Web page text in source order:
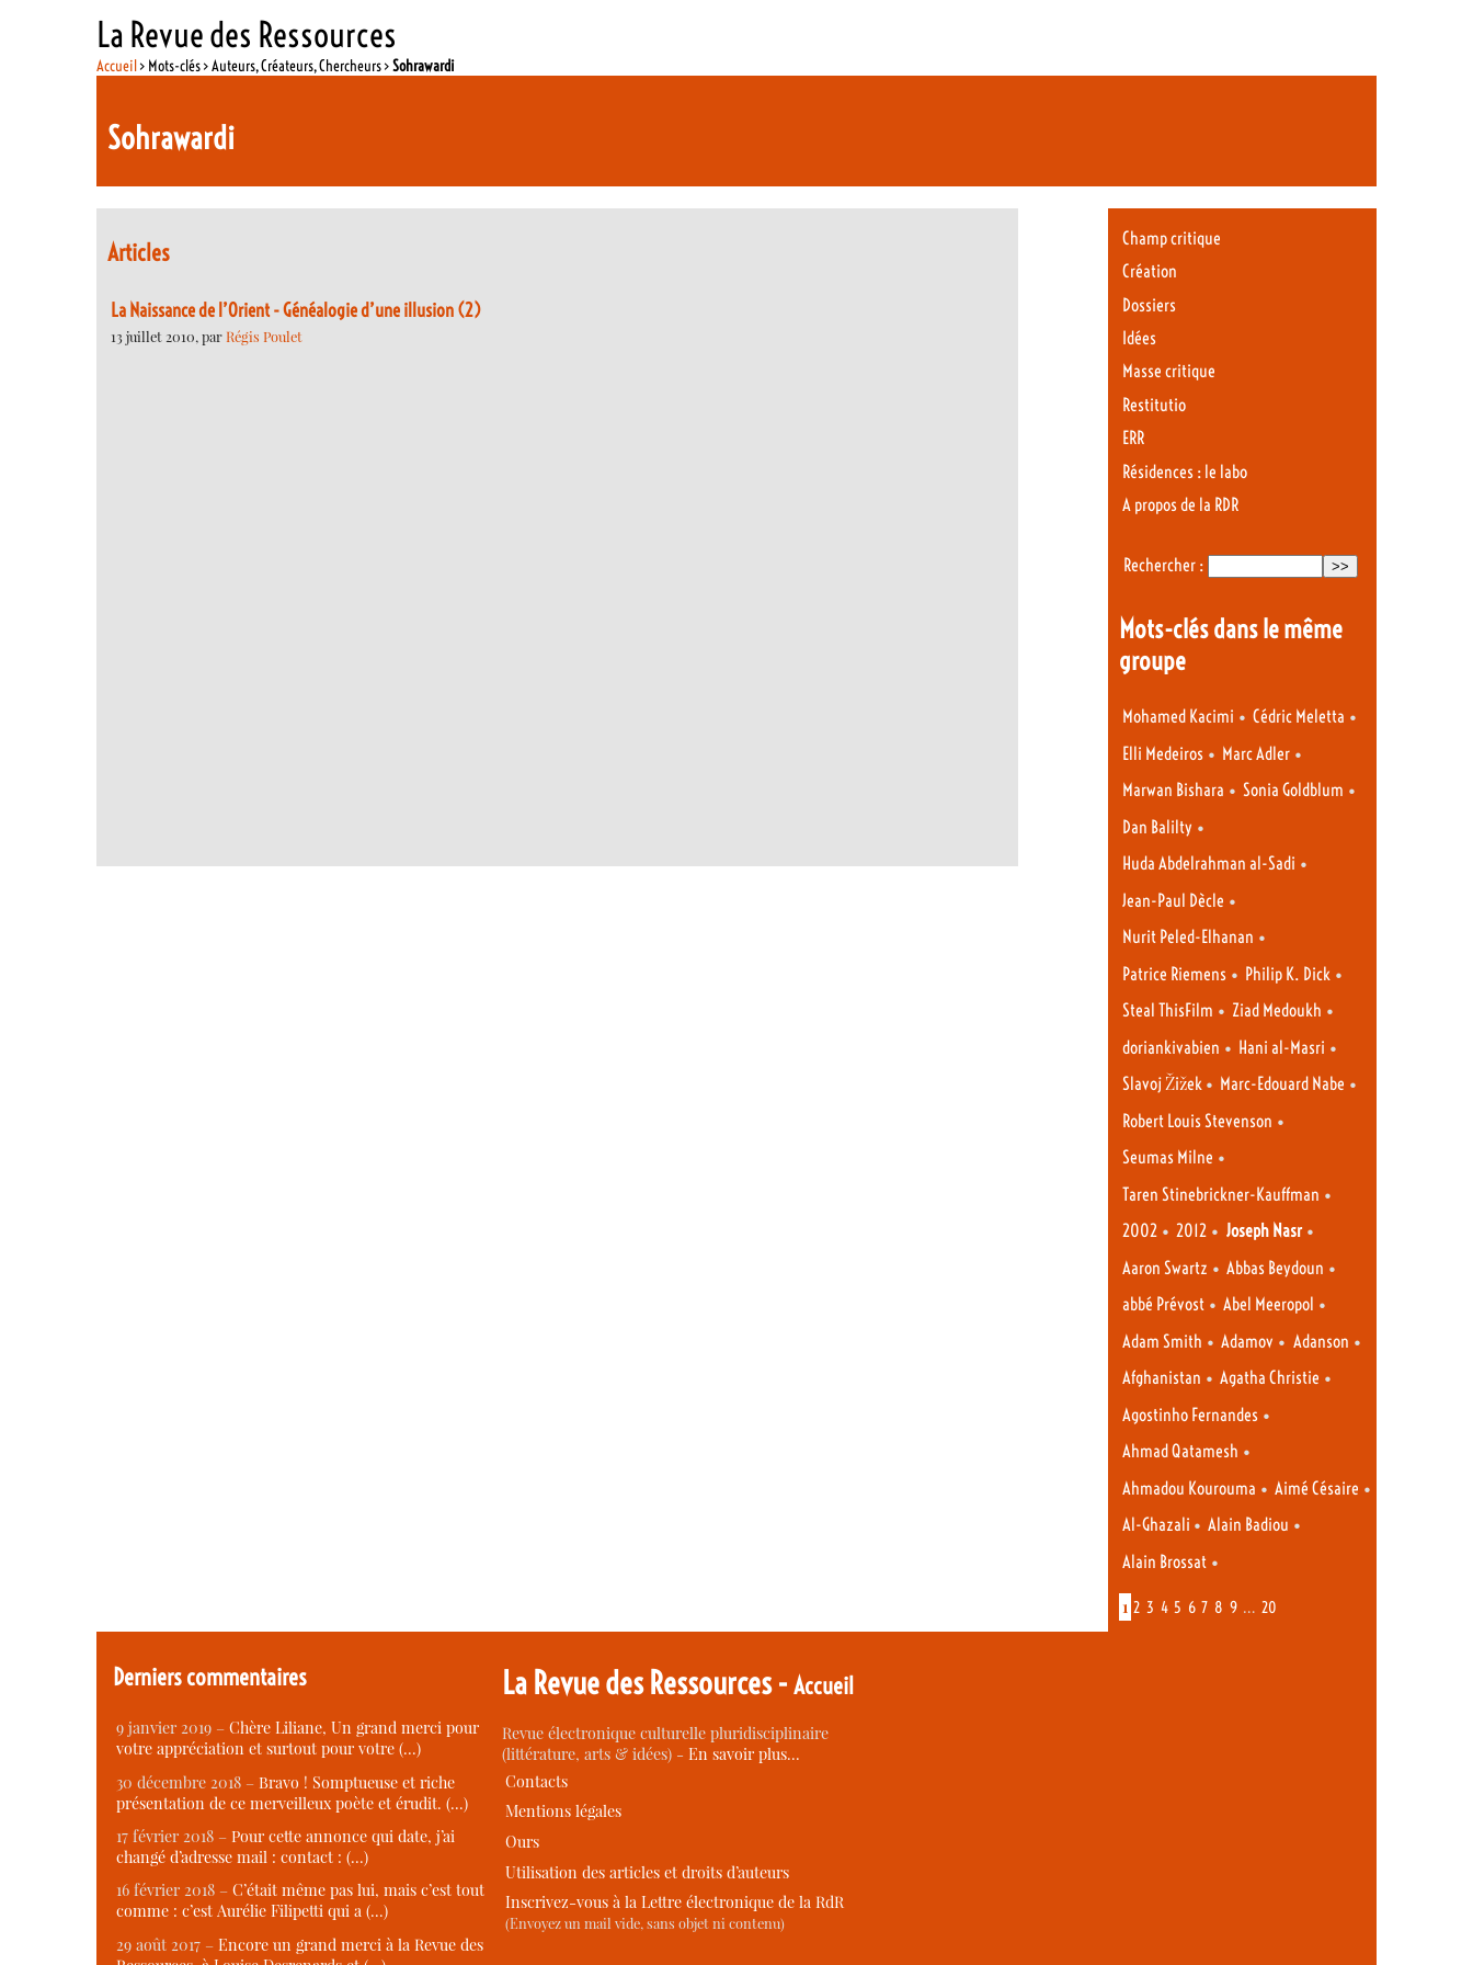
La Revue des Ressources
Accueil> Mots-clés > Auteurs, Créateurs, Chercheurs >Sohrawardi
Sohrawardi
Articles
La Naissance de l’Orient - Généalogie d’une illusion (2)
13 juillet 2010, parRégis Poulet
Champ critique
Création
Dossiers
Idées
Masse critique
Restitutio
ERR
Résidences : le labo
A propos de la RDR
Rechercher :
Mots-clés dans le même
groupe
Mohamed Kacimi • Cédric Meletta •
Elli Medeiros • Marc Adler •
Marwan Bishara • Sonia Goldblum •
Dan Balilty •
Huda Abdelrahman al-Sadi •
Jean-Paul Dècle •
Nurit Peled-Elhanan •
Patrice Riemens • Philip K. Dick •
Steal ThisFilm • Ziad Medoukh •
doriankivabien • Hani al-Masri •
Slavoj Žižek • Marc-Edouard Nabe •
Robert Louis Stevenson •
Seumas Milne •
Taren Stinebrickner-Kauffman •
2002 • 2012 • Joseph Nasr•
Aaron Swartz • Abbas Beydoun •
abbé Prévost • Abel Meeropol •
Adam Smith • Adamov • Adanson •
Afghanistan • Agatha Christie •
Agostinho Fernandes •
Ahmad Qatamesh •
Ahmadou Kourouma • Aimé Césaire •
Al-Ghazali • Alain Badiou •
Alain Brossat •
1 2 3 4 5 6 7 8 9 … 20
Derniers commentaires
9 janvier 2019 – Chère Liliane, Un grand merci pour
votre appréciation et surtout pour votre (…)
30 décembre 2018 – Bravo ! Somptueuse et riche
présentation de ce merveilleux poète et érudit. (…)
17 février 2018 – Pour cette annonce qui date, j’ai
changé d’adresse mail : contact : (…)
16 février 2018 – C’était même pas lui, mais c’est tout
comme : c’est Aurélie Filipetti qui a (…)
29 août 2017 – Encore un grand merci à la Revue des
La Revue des Ressources -Accueil
Revue électronique culturelle pluridisciplinaire
(littérature, arts & idées) -En savoir plus…
Contacts
Mentions légales
Ours
Utilisation des articles et droits d’auteurs
Inscrivez-vous à la Lettre électronique de la RdR
(Envoyez un mail vide, sans objet ni contenu)